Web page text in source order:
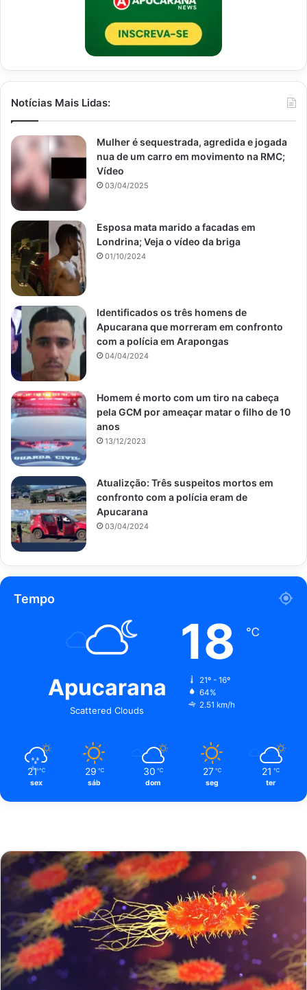
Notícias Mais Lidas:
Mulher é sequestrada, agredida e jogada
nua de um carro em movimento na RMC;
Vídeo
03/04/2025
Esposa mata marido a facadas em
Londrina; Veja o vídeo da briga
01/10/2024
Identificados os três homens de
Apucarana que morreram em confronto
com a polícia em Arapongas
04/04/2024
Homem é morto com um tiro na cabeça
pela GCM por ameaçar matar o filho de 10
anos
13/12/2023
Atualizção: Três suspeitos mortos em
confronto com a polícia eram de
Apucarana
03/04/2024
Tempo
Apucarana
Scattered Clouds
18 ℃
21º - 16º
64%
2.51 km/h
21 ℃
sex
29 ℃
sáb
30 ℃
dom
27 ℃
seg
21 ℃
ter